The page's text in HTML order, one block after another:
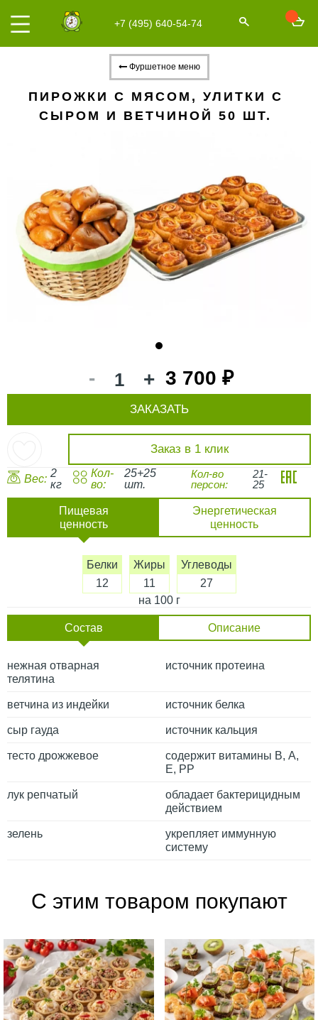
+7 (495) 640-54-74
Фуршетное меню
ПИРОЖКИ С МЯСОМ, УЛИТКИ С
СЫРОМ И ВЕТЧИНОЙ 50 ШТ.
- + 3 700 ₽
Заказ в 1 клик
ЗАКАЗАТЬ
Вес: 2
кг
Кол-
во:
25+25
шт.
Кол-во
персон:
21-
25
Пищевая
ценность
Энергетическая
ценность
Белки
12
Жиры
11
Углеводы
27
на 100 г
Состав Описание
нежная отварная
телятина
источник протеина
ветчина из индейки источник белка
сыр гауда источник кальция
тесто дрожжевое
содержит витамины В, А,
Е, РР
лук репчатый
обладает бактерицидным
действием
зелень
укрепляет иммунную
систему
С этим товаром покупают